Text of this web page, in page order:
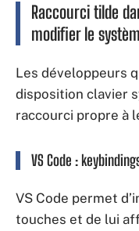
Raccourci tilde
modifier le
Les développeurs
disposition clavier
raccourci propre à
VS Code :
VS Code permet
touches et de lui